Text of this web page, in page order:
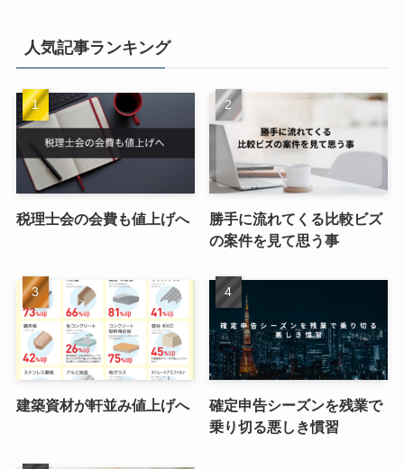
人気記事ランキング
税理士会の会費も値上げへ
勝手に流れてくる比較ビズ
の案件を見て思う事
建築資材が軒並み値上げへ
確定申告シーズンを残業で
乗り切る悪しき慣習